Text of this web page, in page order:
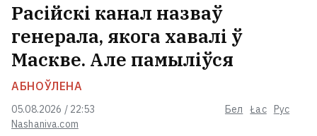
АБНОЎЛЕНА
Nashaniva.com
05.08.2026 / 22:53 Бел Łac Рус
Расійскі канал назваў
генерала, якога хавалі ў
Маскве. Але памыліўся